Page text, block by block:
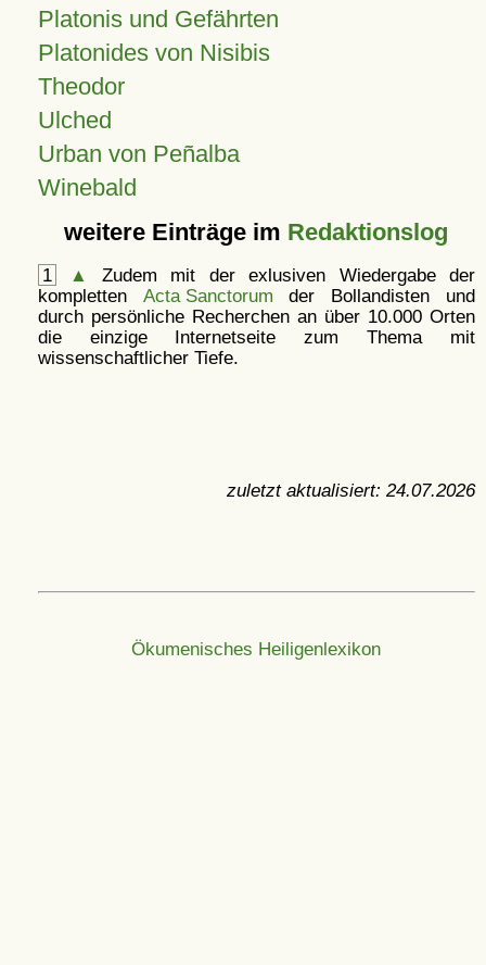
Platonis und Gefährten
Platonides von Nisibis
Theodor
Ulched
Urban von Peñalba
Winebald
weitere Einträge im Redaktionslog
1 ▲
Zudem mit der exlusiven Wiedergabe der
kompletten Acta Sanctorum der Bollandisten und
durch persönliche Recherchen an über 10.000 Orten
die einzige Internetseite zum Thema mit
wissenschaftlicher Tiefe.
zuletzt aktualisiert: 24.07.2026
Ökumenisches Heiligenlexikon